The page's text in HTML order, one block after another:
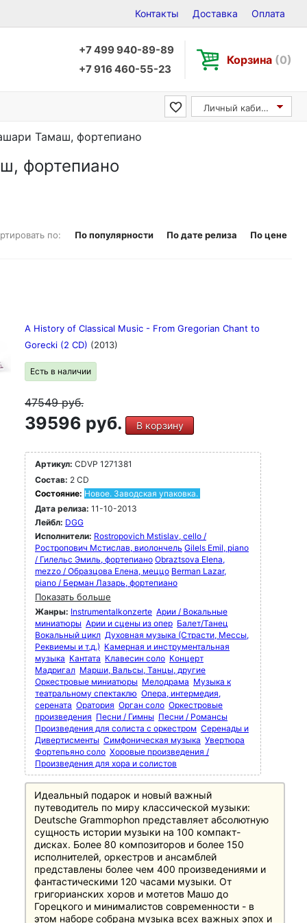
Контакты Доставка Оплата
+7 499 940-89-89
+7 916 460-55-23
Корзина (0)
Личный кабинет
Тамаш, фортепиано
фортепиано
по: По популярности По дате релиза По цене
A History of Classical Music - From Gregorian Chant to
Gorecki (2 CD) (2013)
Есть в наличии
47549руб.
39596 руб. В корзину
Артикул: CDVP 1271381
Состав: 2 CD
Состояние: Новое. Заводская упаковка.
Дата релиза: 11-10-2013
Лейбл: DGG
Исполнители: Rostropovich Mstislav, cello /
Ростропович Мстислав, виолончель Gilels Emil, piano
/ Гилельс Эмиль, фортепиано Obraztsova Elena,
mezzo / Образцова Елена, меццо Berman Lazar,
piano / Берман Лазарь, фортепиано
Показать больше
Жанры: Instrumentalkonzerte Арии / Вокальные
миниатюры Арии и сцены из опер Балет/Танец
Вокальный цикл Духовная музыка (Страсти, Мессы,
Реквиемы и т.д.) Камерная и инструментальная
музыка Кантата Клавесин соло Концерт
Мадригал Марши, Вальсы, Танцы, другие
Оркестровые миниатюры Мелодрама Музыка к
театральному спектаклю Опера, интермедия,
серената Оратория Орган соло Оркестровые
произведения Песни / Гимны Песни / Романсы
Произведения для солиста с оркестром Серенады и
Дивертисменты Симфоническая музыка Увертюра
Фортепьяно соло Хоровые произведения /
Произведения для хора и солистов
Идеальный подарок и новый важный
путеводитель по миру классической музыки:
Deutsche Grammophon представляет абсолютную
сущность истории музыки на 100 компакт-
дисках. Более 80 композиторов и более 150
исполнителей, оркестров и ансамблей
представлены более чем 400 произведениями и
фантастическими 120 часами музыки. От
григорианских хоров и мотетов Машо до
Горецкого и минималистов современности - в
этом наборе собрана музыка всех важных эпох и